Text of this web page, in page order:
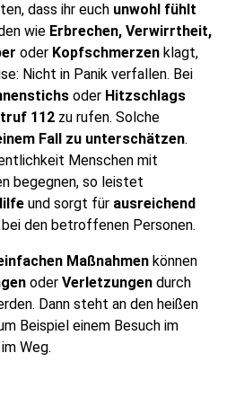
dass ihr euch unwohl fühlt
wie Erbrechen, Verwirrtheit,
oder Kopfschmerzen klagt,
Nicht in Panik verfallen. Bei
oder Hitzschlags
112 zu rufen. Solche
Fall zu unterschätzen.
Menschen mit
begegnen, so leistet
und sorgt für ausreichend
bei den betroffenen Personen.
Maßnahmen können
oder Verletzungen durch
Dann steht an den heißen
Beispiel einem Besuch im
Weg.